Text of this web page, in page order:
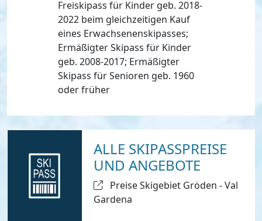
Freiskipass für Kinder geb. 2018-
2022 beim gleichzeitigen Kauf
eines Erwachsenenskipasses;
Ermäßigter Skipass für Kinder
geb. 2008-2017; Ermäßigter
Skipass für Senioren geb. 1960
oder früher
ALLE SKIPASSPREISE
UND ANGEBOTE
Preise Skigebiet Gröden - Val
Gardena